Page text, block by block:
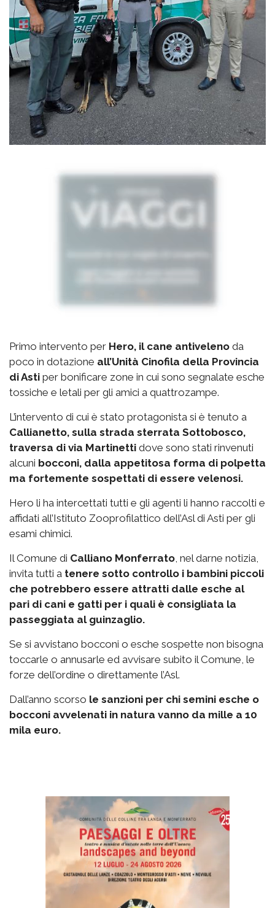
Primo intervento per Hero, il cane antiveleno da
poco in dotazione all’Unità Cinofila della Provincia
di Asti per bonificare zone in cui sono segnalate esche
tossiche e letali per gli amici a quattrozampe.
L’intervento di cui è stato protagonista si è tenuto a
Callianetto, sulla strada sterrata Sottobosco,
traversa di via Martinetti dove sono stati rinvenuti
alcuni bocconi, dalla appetitosa forma di polpetta
ma fortemente sospettati di essere velenosi.
Hero li ha intercettati tutti e gli agenti li hanno raccolti e
affidati all’Istituto Zooprofilattico dell’Asl di Asti per gli
esami chimici.
Il Comune di Calliano Monferrato , nel darne notizia,
invita tutti a tenere sotto controllo i bambini piccoli
che potrebbero essere attratti dalle esche al
pari di cani e gatti per i quali è consigliata la
passeggiata al guinzaglio.
Se si avvistano bocconi o esche sospette non bisogna
toccarle o annusarle ed avvisare subito il Comune, le
forze dell’ordine o direttamente l’Asl.
Dall’anno scorso le sanzioni per chi semini esche o
bocconi avvelenati in natura vanno da mille a 10
mila euro.